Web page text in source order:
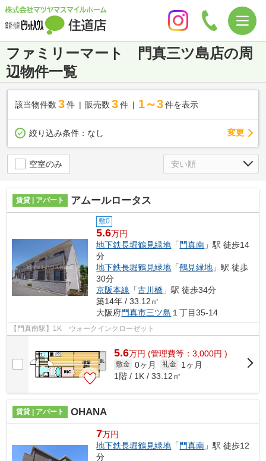
ファミリーマート 門真三ツ島店の周
辺物件一覧
該当物件数 3件 販売数 3 件 1～3 件を表示
絞り込み条件： なし 変更
空室のみ
賃貸 | アパート アムールロータス
敷0
5.6万円
地下鉄長堀鶴見緑地 「 門真南 」駅 徒歩14
分
地下鉄長堀鶴見緑地 「鶴見緑地 」駅 徒歩
30分
京阪本線 「古川橋 」駅 徒歩34分
築14年 / 33.12㎡
大阪府門真市三ツ島 １丁目35-14
【門真南駅】1K ウォークインクローゼット
5.6万円 (管理費等：3,000円 )
敷金 0ヶ月 礼金
1ヶ月
1階 / 1K / 33.12㎡
賃貸 | アパート OHANA
7万円
地下鉄長堀鶴見緑地 「 門真南 」駅 徒歩12
分